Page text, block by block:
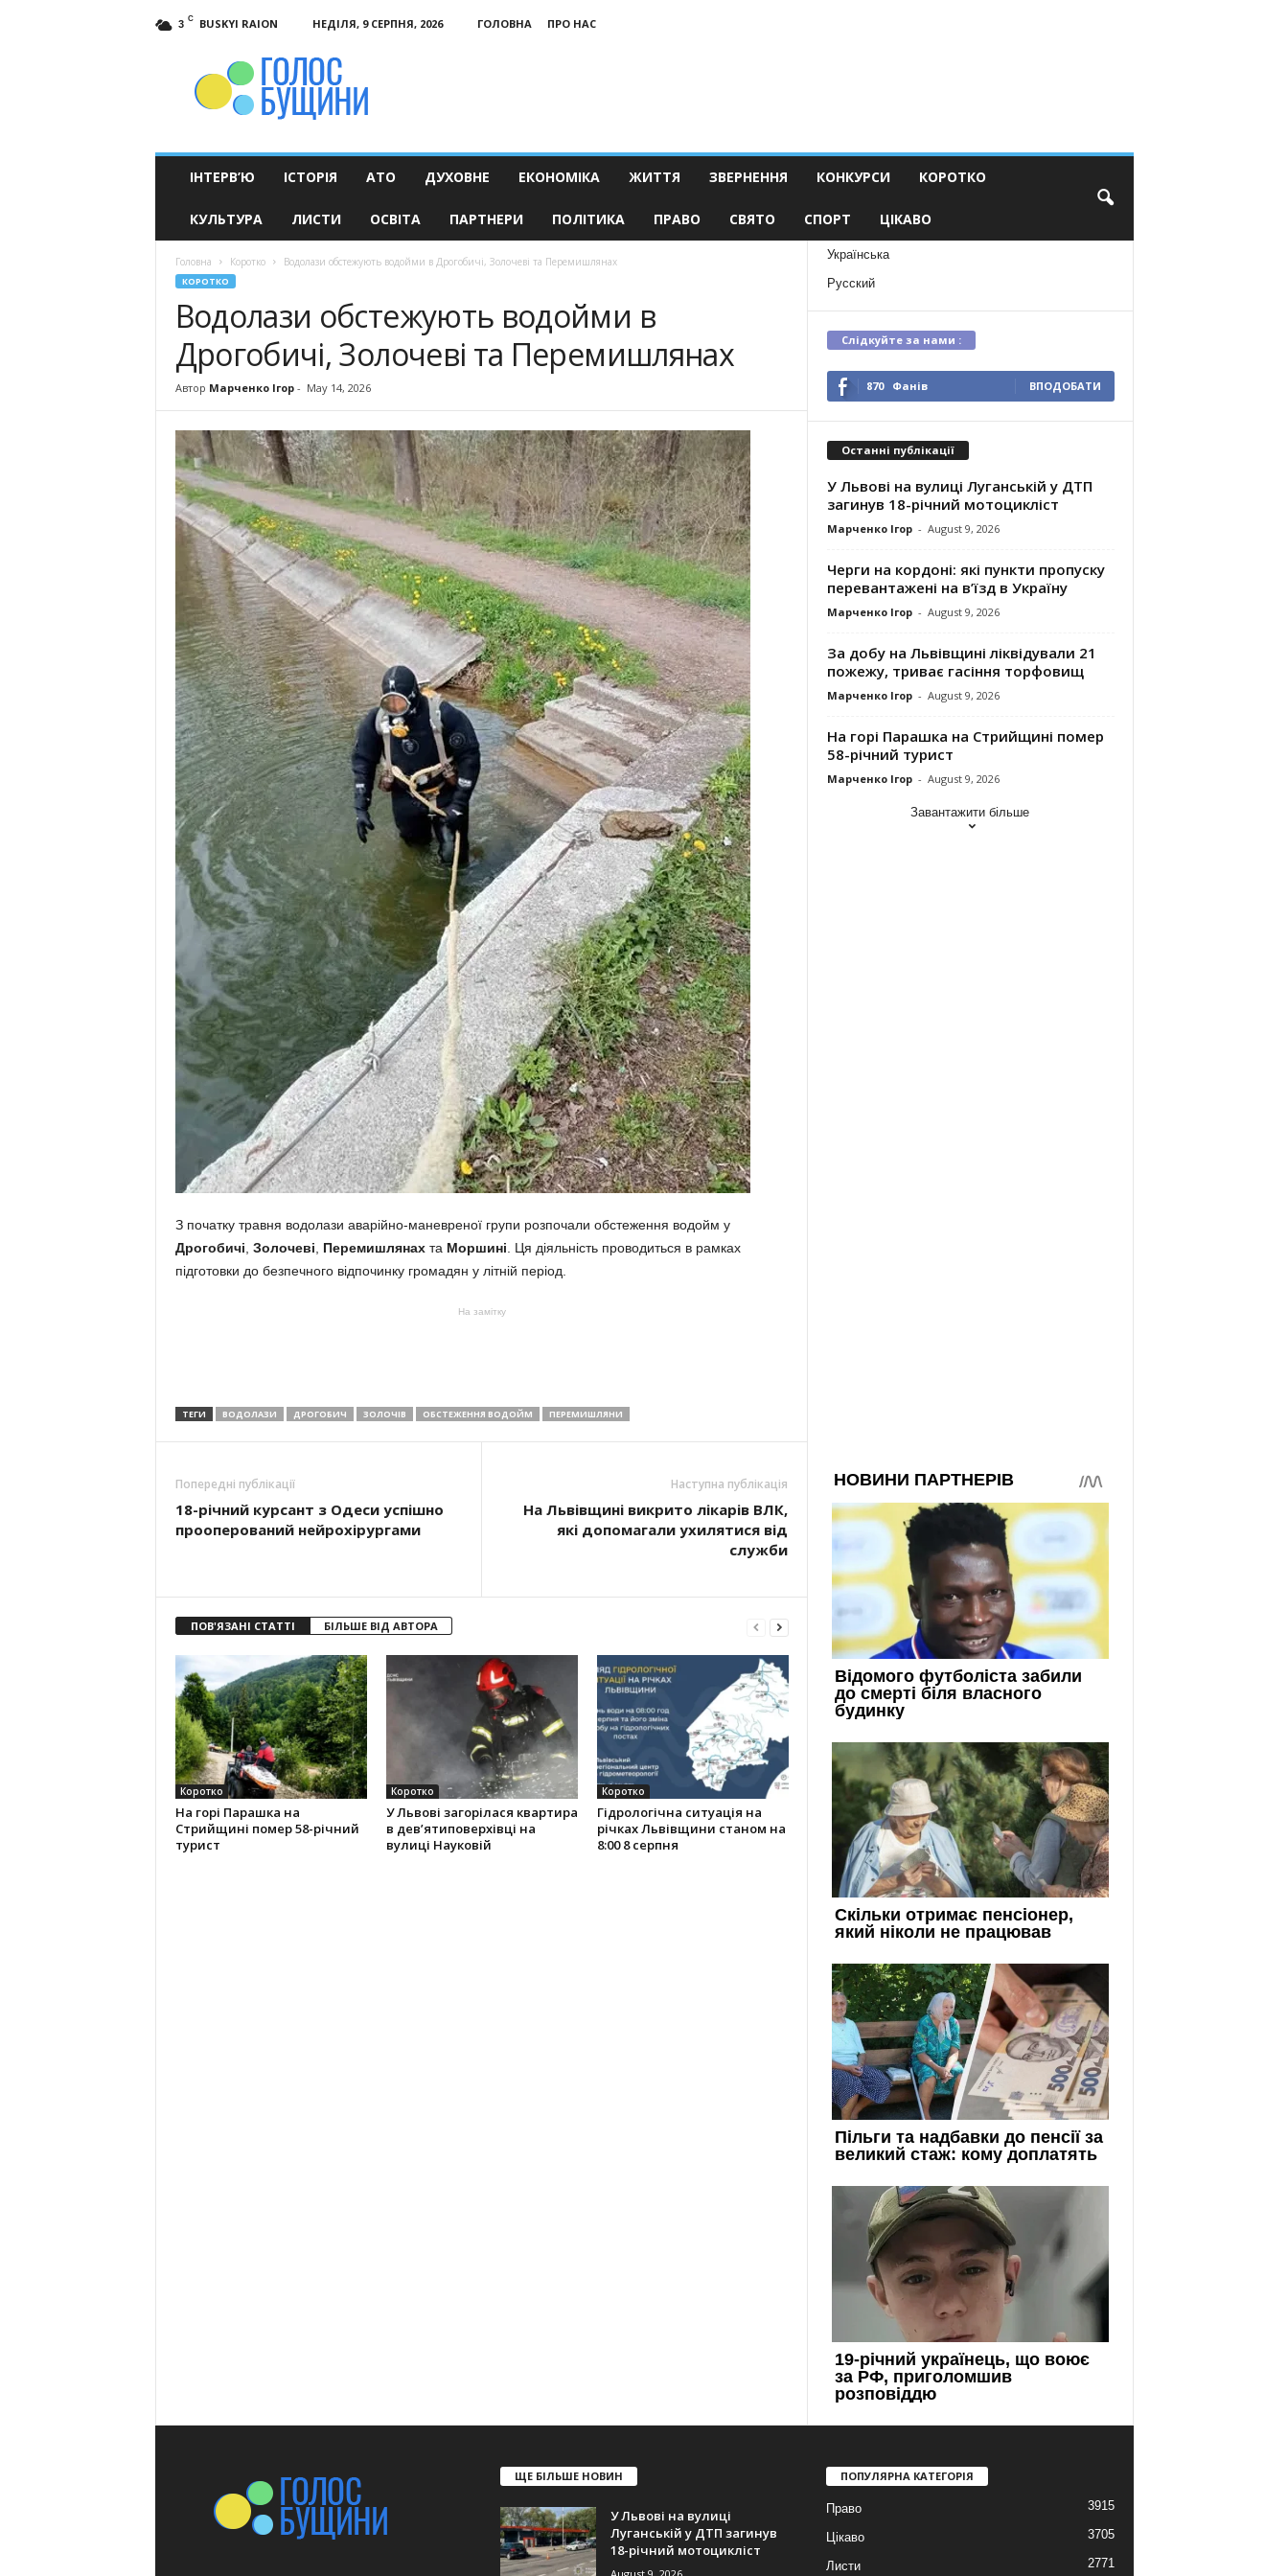
3 C BUSKYI RAION НЕДІЛЯ, 9 СЕРПНЯ, 2026 ГОЛОВНА
ПРО НАС
ІНТЕРВ’Ю ІСТОРІЯ АТО ДУХОВНЕ ЕКОНОМІКА ЖИТТЯ ЗВЕРНЕННЯ КОНКУРСИ КОРОТКО
КУЛЬТУРА ЛИСТИ ОСВІТА ПАРТНЕРИ ПОЛІТИКА ПРАВО СВЯТО СПОРТ ЦІКАВО
Головна Коротко Водолази обстежують водойми в Дрогобичі, Золочеві та Перемишлянах
КОРОТКО
Водолази обстежують водойми в
Дрогобичі, Золочеві та Перемишлянах
Автор Марченко Ігор- May 14, 2026
З початку травня водолази аварійно-маневреної групи розпочали обстеження водойм у
Дрогобичі Золочеві Перемишлянахта Моршині . Ця діяльність проводиться в рамках
підготовки до безпечного відпочинку громадян у літній період.
На замітку
ТЕГИ ВОДОЛАЗИ ДРОГОБИЧ ЗОЛОЧІВ ОБСТЕЖЕННЯ ВОДОЙМ ПЕРЕМИШЛЯНИ
Попередні публікації
18-річний курсант з Одеси успішно
прооперований нейрохірургами
Наступна публікація
На Львівщині викрито лікарів ВЛК,
які допомагали ухилятися від
служби
ПОВ'ЯЗАНІ СТАТТІ БІЛЬШЕ ВІД АВТОРА
Коротко
На горі Парашка на
Стрийщині помер 58-річний
турист
Коротко
У Львові загорілася квартира
в дев’ятиповерхівці на
вулиці Науковій
Коротко
Гідрологічна ситуація на
річках Львівщини станом на
8:00 8 серпня
Українська
Русский
Слідкуйте за нами :
870 Фанів ВПОДОБАТИ
Останні публікації
У Львові на вулиці Луганській у ДТП
загинув 18-річний мотоцикліст
Марченко Ігор - August 9, 2026
Черги на кордоні: які пункти пропуску
перевантажені на в’їзд в Україну
Марченко Ігор - August 9, 2026
За добу на Львівщині ліквідували 21
пожежу, триває гасіння торфовищ
Марченко Ігор - August 9, 2026
На горі Парашка на Стрийщині помер
58-річний турист
Марченко Ігор - August 9, 2026
Завантажити більше
ЩЕ БІЛЬШЕ НОВИН
У Львові на вулиці
Луганській у ДТП загинув
18-річний мотоцикліст
ПОПУЛЯРНА КАТЕГОРІЯ
Право 3915
Цікаво 3705
Листи 2771